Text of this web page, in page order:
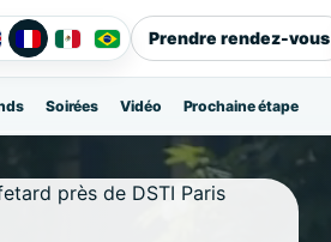
Prendre rendez-vous
Soirées Vidéo Prochaine étape